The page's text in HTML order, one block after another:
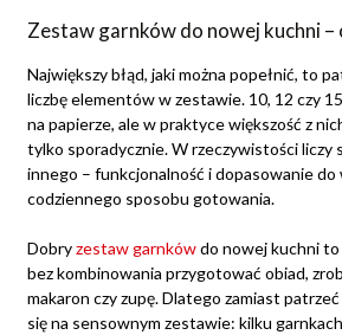
Zestaw garnków do nowej kuchni –
Największy błąd, jaki można popełnić, to
liczbę elementów w zestawie. 10, 12 czy
na papierze, ale w praktyce większość z
tylko sporadycznie. W rzeczywistości liczy
innego – funkcjonalność i dopasowanie do
codziennego sposobu gotowania.
Dobryzestaw garnkówdo nowej kuchni
bez kombinowania przygotować obiad,
makaron czy zupę. Dlatego zamiast
się na sensownym zestawie: kilku